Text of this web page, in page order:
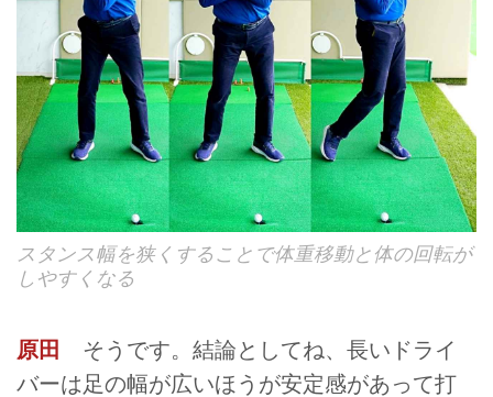
スタンス幅を狭くすることで体重移動と体の回転が
しやすくなる
原田
そうです。結論としてね、長いドライ
バーは足の幅が広いほうが安定感があって打